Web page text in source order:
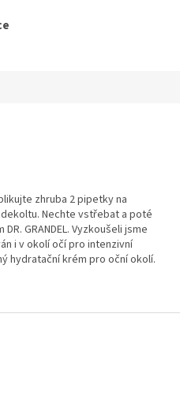
zhruba 2 pipetky na
Nechte vstřebat a poté
GRANDEL. Vyzkoušeli jsme
i v okolí očí pro intenzivní
hydratační krém pro oční okolí.